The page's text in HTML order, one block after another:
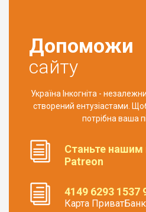
Допоможи
сайту
Україна Інкогніта -
створений ентузіастами.
потрібна ваша
Станьте
Patreon
4149 6293 1537
Карта ПриватБанк